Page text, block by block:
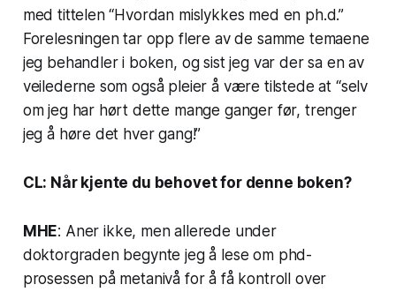
med tittelen “Hvordan mislykkes med en ph.d.”
Forelesningen tar opp flere av de samme temaene
jeg behandler i boken, og sist jeg var der sa en av
veilederne som også pleier å være tilstede at “selv
om jeg har hørt dette mange ganger før, trenger
jeg å høre det hver gang!”
CL: Når kjente du behovet for denne boken?
MHE: Aner ikke, men allerede under
doktorgraden begynte jeg å lese om phd-
prosessen på metanivå for å få kontroll over